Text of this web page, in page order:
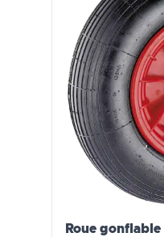
Roue